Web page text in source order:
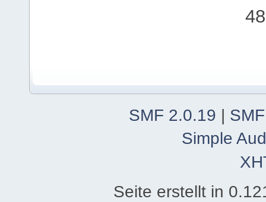
SMF 2.0.19 |
Simple
Seite erstellt in